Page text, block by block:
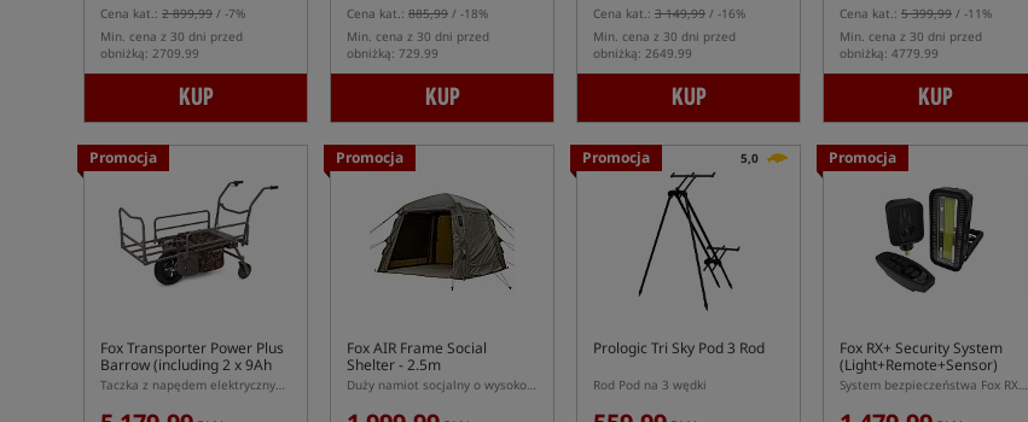
Cena kat.: 2 899,99 / -7%
Min. cena z 30 dni przed
obniżką: 2709.99
KUP
Cena kat.: 885,99 / -18%
Min. cena z 30 dni przed
obniżką: 729.99
KUP
Cena kat.: 3 149,99 / -16%
Min. cena z 30 dni przed
obniżką: 2649.99
KUP
Cena kat.: 5 399,99 / -11%
Min. cena z 30 dni przed
obniżką: 4779.99
KUP
Promocja
Fox Transporter Power Plus
Barrow (including 2 x 9Ah
12v batteries and charger)Taczka z napędem elektrycznym Fox Transporter Power Plus Barrow
Promocja
Fox AIR Frame Social
Shelter - 2.5m
Duży namiot socjalny o wysokości 2.5m z dmuchanym stelażem
Promocja 5,0
Prologic Tri Sky Pod 3 Rod
Rod Pod na 3 wędki
Promocja
Fox RX+ Security System
(Light+Remote+Sensor)
System bezpieczeństwa Fox RX+ (lampka + pilot + czujka ruchu)